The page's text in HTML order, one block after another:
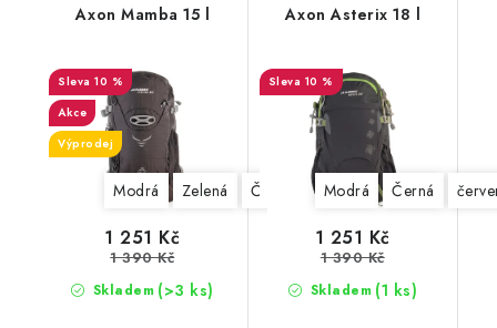
Axon Mamba 15 l
10 %
Akce
Výprodej
Modrá Zelená Černá
Skladem (>3 ks)
1 251 Kč
1 390 Kč
Axon Asterix 18 l
10 %
Modrá Černá
Skladem (1 ks)
1 251 Kč
1 390 Kč